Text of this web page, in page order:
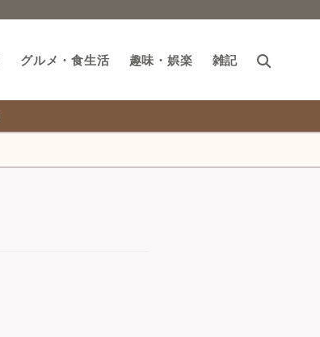
グルメ・食生活 趣味・娯楽 雑記